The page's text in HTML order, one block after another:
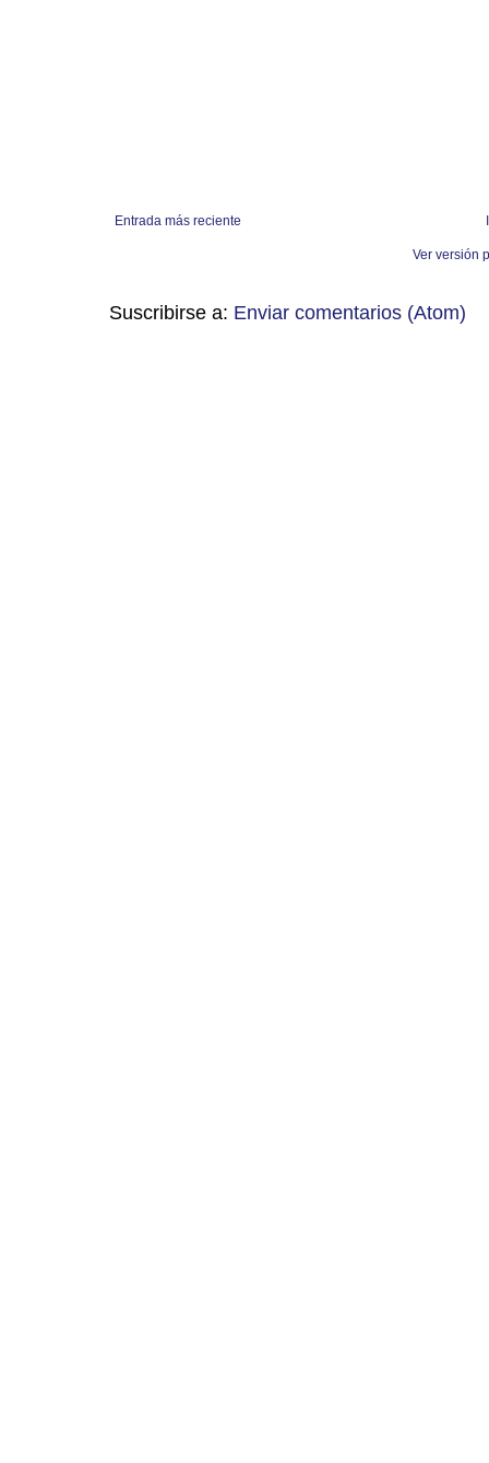
Entrada más reciente
Ver versión
Suscribirse a: Enviar comentarios (Atom)